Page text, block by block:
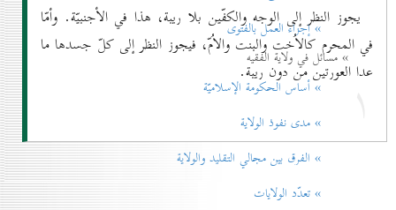
يجوز النظر إلى الوجه والكفّين بلا ريبة، هذا في الأجنبيّة. وأمّا
في المحرم كالاُخت والبنت والاُمّ، فيجوز النظر إلى كلّ جسدها ما
عدا العورتين من دون ريبة.
۱
» إجزاء العمل بالفتوی
» مسائل في ولاية الفقيه
» أساس الحكومة الإسلاميّة
» مدی نفوذ الولاية
» الفرق بين مجالي التقليد والولاية
» تعدّد الولايات